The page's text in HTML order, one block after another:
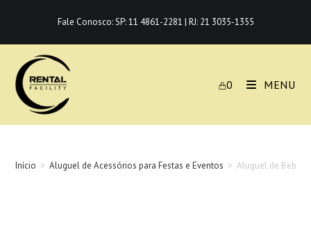
o
conteúdo
Fale Conosco:SP: 11 4861-2281 | RJ: 21 3035-1355
0 MENU
Início > Aluguel de Acessórios para Festas e Eventos > Aluguel de